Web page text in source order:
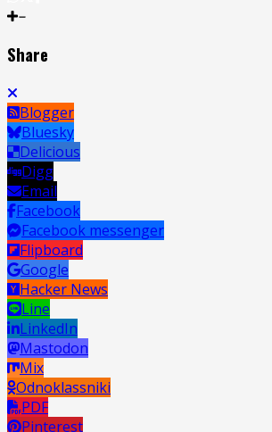
Share
Blogger
Bluesky
Delicious
Digg
Email
Facebook
Facebook messenger
Flipboard
Google
Hacker News
Line
LinkedIn
Mastodon
Mix
Odnoklassniki
PDF
Pinterest